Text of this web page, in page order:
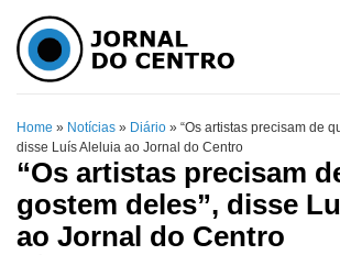
Home » Notícias » Diário » “Os artistas precisam de
disse Luís Aleluia ao Jornal do Centro
“Os artistas precisam
gostem deles”, disse
ao Jornal do Centro